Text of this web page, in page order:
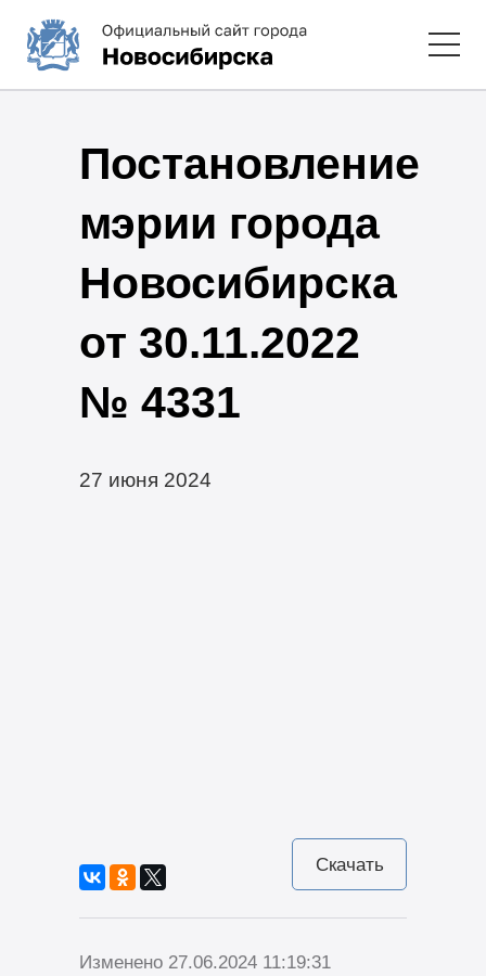
Постановление
мэрии города
Новосибирска
от 30.11.2022
№ 4331
27 июня 2024
Скачать
Изменено 27.06.2024 11:19:31